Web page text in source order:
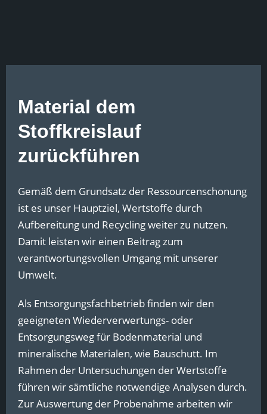
Material dem
Stoffkreislauf
zurückführen
Gemäß dem Grundsatz der Ressourcenschonung
ist es unser Hauptziel, Wertstoffe durch
Aufbereitung und Recycling weiter zu nutzen.
Damit leisten wir einen Beitrag zum
verantwortungsvollen Umgang mit unserer
Umwelt.
Als Entsorgungsfachbetrieb finden wir den
geeigneten Wiederverwertungs- oder
Entsorgungsweg für Bodenmaterial und
mineralische Materialen, wie Bauschutt. Im
Rahmen der Untersuchungen der Wertstoffe
führen wir sämtliche notwendige Analysen durch.
Zur Auswertung der Probenahme arbeiten wir